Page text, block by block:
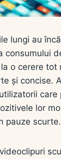
lungi au
consumului
o cerere tot
și concise.
care
lor
pauze scurte.